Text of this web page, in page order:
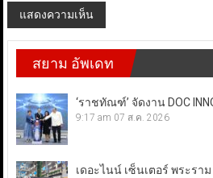
สยาม อัพเดท
‘ราชทัณฑ์’ จัดงาน DOC
9:17 am 07 ส.ค. 2026
เดอะไนน์ เซ็นเตอร์ พระรา